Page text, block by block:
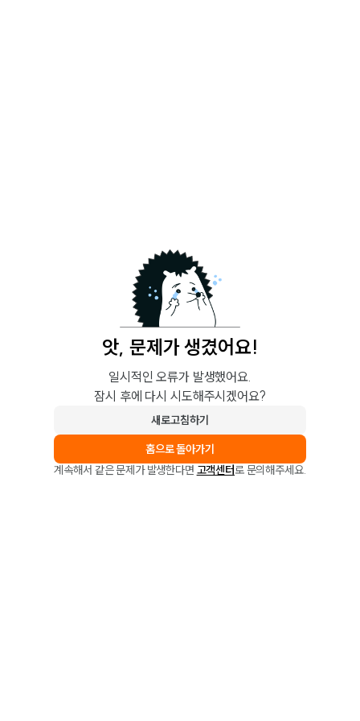
앗, 문제가 생겼어요!
일시적인 오류가 발생했어요.
잠시 후에 다시 시도해주시겠어요?
새로고침하기
홈으로 돌아가기
계속해서 같은 문제가 발생한다면 고객센터로 문의해주세요.